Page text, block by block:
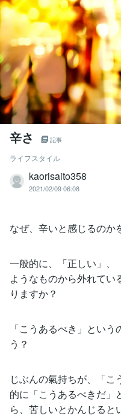
辛さ 記事
ライフスタイル
kaorisaito358
2021/02/09 06:08
なぜ、辛いと感じるのか
一般的に、「正しい」、
ようなものから外れてい
りますか？
「こうあるべき」とい
う？
じぶんの氣持ちが、「
的に「こうあるべきだ」
ら、苦しいとかんじると